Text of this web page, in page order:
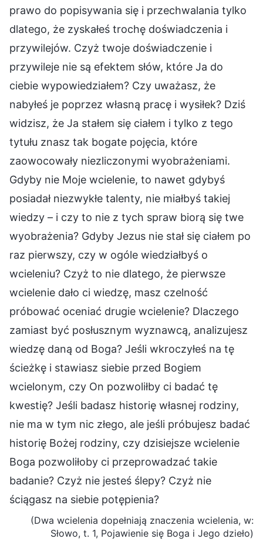
prawo do popisywania się i przechwalania tylko
dlatego, że zyskałeś trochę doświadczenia i
przywilejów. Czyż twoje doświadczenie i
przywileje nie są efektem słów, które Ja do
ciebie wypowiedziałem? Czy uważasz, że
nabyłeś je poprzez własną pracę i wysiłek? Dziś
widzisz, że Ja stałem się ciałem i tylko z tego
tytułu znasz tak bogate pojęcia, które
zaowocowały niezliczonymi wyobrażeniami.
Gdyby nie Moje wcielenie, to nawet gdybyś
posiadał niezwykłe talenty, nie miałbyś takiej
wiedzy – i czy to nie z tych spraw biorą się twe
wyobrażenia? Gdyby Jezus nie stał się ciałem po
raz pierwszy, czy w ogóle wiedziałbyś o
wcieleniu? Czyż to nie dlatego, że pierwsze
wcielenie dało ci wiedzę, masz czelność
próbować oceniać drugie wcielenie? Dlaczego
zamiast być posłusznym wyznawcą, analizujesz
wiedzę daną od Boga? Jeśli wkroczyłeś na tę
ścieżkę i stawiasz siebie przed Bogiem
wcielonym, czy On pozwoliłby ci badać tę
kwestię? Jeśli badasz historię własnej rodziny,
nie ma w tym nic złego, ale jeśli próbujesz badać
historię Bożej rodziny, czy dzisiejsze wcielenie
Boga pozwoliłoby ci przeprowadzać takie
badanie? Czyż nie jesteś ślepy? Czyż nie
ściągasz na siebie potępienia?
(Dwa wcielenia dopełniają znaczenia wcielenia, w:
Słowo, t. 1, Pojawienie się Boga i Jego dzieło)